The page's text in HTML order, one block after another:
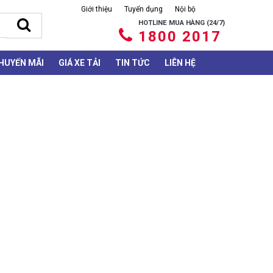
Giới thiệu Tuyển dụng Nội bộ
HOTLINE MUA HÀNG (24/7)
1800 2017
MÃI GIÁ XE TẢI TIN TỨC LIÊN HỆ